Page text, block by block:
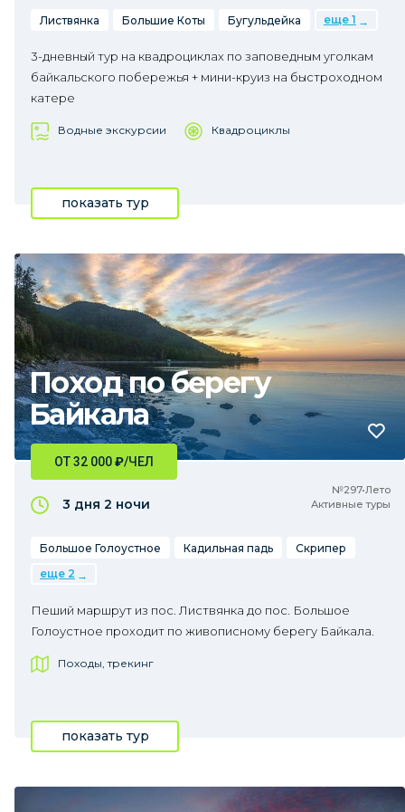
Листвянка Большие Коты Бугульдейка еще 1
3-дневный тур на квадроциклах по заповедным уголкам
байкальского побережья + мини-круиз на быстроходном
катере
Водные экскурсии Квадроциклы
показать тур
Поход по берегу
Байкала
№297•Лето
Активные туры
ОТ 32 000₽/ЧЕЛ
3 дня 2 ночи
Большое Голоустное Кадильная падь
Скрипер
еще 2
Пеший маршрут из пос. Листвянка до пос. Большое
Голоустное проходит по живописному берегу Байкала.
Походы, трекинг
показать тур